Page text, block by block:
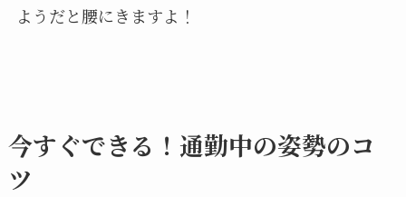
ようだと腰にきますよ！
今すぐできる！通勤中の姿勢のコ
ツ